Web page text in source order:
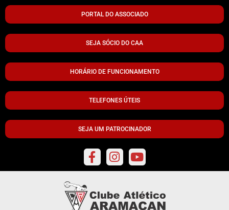
PORTAL DO ASSOCIADO
SEJA SÓCIO DO CAA
HORÁRIO DE FUNCIONAMENTO
TELEFONES ÚTEIS
SEJA UM PATROCINADOR